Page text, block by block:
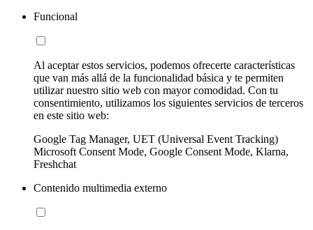
Funcional
Al aceptar estos servicios, podemos ofrecerte características
que van más allá de la funcionalidad básica y te permiten
utilizar nuestro sitio web con mayor comodidad. Con tu
consentimiento, utilizamos los siguientes servicios de terceros
en este sitio web:
Google Tag Manager, UET (Universal Event Tracking)
Microsoft Consent Mode, Google Consent Mode, Klarna,
Freshchat
Contenido multimedia externo